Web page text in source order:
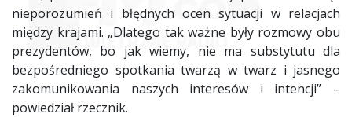
nieporozumień i błędnych ocen sytuacji w relacjach
między krajami. „Dlatego tak ważne były rozmowy obu
prezydentów, bo jak wiemy, nie ma substytutu dla
bezpośredniego spotkania twarzą w twarz i jasnego
zakomunikowania naszych interesów i intencji” –
powiedział rzecznik.